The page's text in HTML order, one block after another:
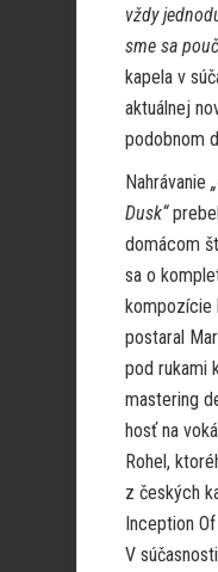
vždy
sme sa
kapela v
aktuálnej
podobnom
Nahrávanie
Dusk“
domácom
sa o
kompozície
postaral
pod rukami
mastering
hosť na
Rohel,
z českých
Inception Of
V